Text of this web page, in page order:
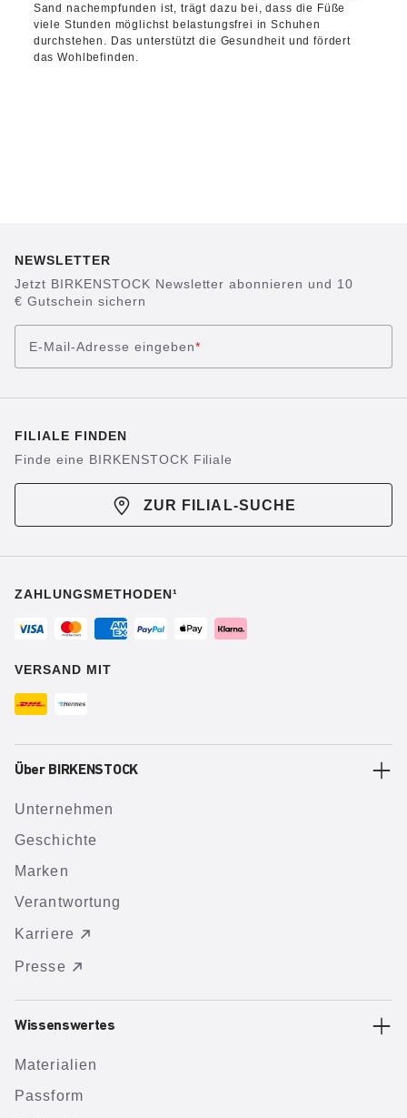
Sand nachempfunden ist, trägt dazu bei, dass die Füße
viele Stunden möglichst belastungsfrei in Schuhen
durchstehen. Das unterstützt die Gesundheit und fördert
das Wohlbefinden.
NEWSLETTER
Jetzt BIRKENSTOCK Newsletter abonnieren und 10
€ Gutschein sichern
E-Mail-Adresse eingeben*
FILIALE FINDEN
Finde eine BIRKENSTOCK Filiale
ZUR FILIAL-SUCHE
ZAHLUNGSMETHODEN¹
VERSAND MIT
Über BIRKENSTOCK
Unternehmen
Geschichte
Marken
Verantwortung
Karriere
Presse
Wissenswertes
Materialien
Passform